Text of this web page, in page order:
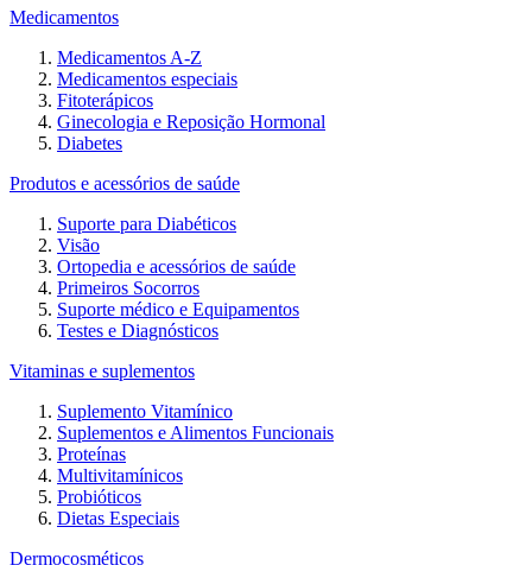
Medicamentos
Medicamentos A-Z
Medicamentos especiais
Fitoterápicos
Ginecologia e Reposição Hormonal
Diabetes
Produtos e acessórios de saúde
Suporte para Diabéticos
Visão
Ortopedia e acessórios de saúde
Primeiros Socorros
Suporte médico e Equipamentos
Testes e Diagnósticos
Vitaminas e suplementos
Suplemento Vitamínico
Suplementos e Alimentos Funcionais
Proteínas
Multivitamínicos
Probióticos
Dietas Especiais
Dermocosméticos